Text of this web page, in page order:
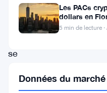
week-
end
se
sur
Les PACs
dollars en
après un
5 min de lecture
Données du marché